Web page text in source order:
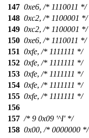
147 0xe6, /* 1110011 */
148 0xc2, /* 1100001 */
149 0xc2, /* 1100001 */
150 0xe6, /* 1110011 */
151 0xfe, /* 1111111 */
152 0xfe, /* 1111111 */
153 0xfe, /* 1111111 */
154 0xfe, /* 1111111 */
155 0xfe, /* 1111111 */
156
157 /* 9 0x09 '^I' */
158 0x00, /* 0000000 */